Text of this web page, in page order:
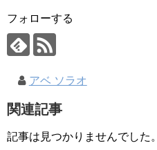
フォローする
アベ ソラオ
関連記事
記事は見つかりませんでした。